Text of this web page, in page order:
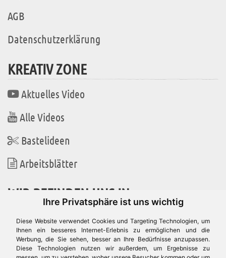
Ihre Privatsphäre ist uns wichtig
Diese Website verwendet Cookies und Targeting Technologien, um
Ihnen ein besseres Internet-Erlebnis zu ermöglichen und die
Werbung, die Sie sehen, besser an Ihre Bedürfnisse anzupassen.
Diese Technologien nutzen wir außerdem, um Ergebnisse zu
AGB
Datenschutzerklärung
KREATIV ZONE
Aktuelles Video
Alle Videos
Bastelideen
Arbeitsblätter
WIR BEFINDEN UNS IN
Es gibt uns auch in